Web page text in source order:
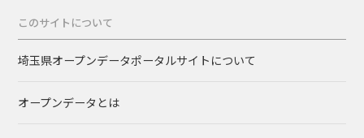
このサイトについて
埼玉県オープンデータポータルサイトについて
オープンデータとは